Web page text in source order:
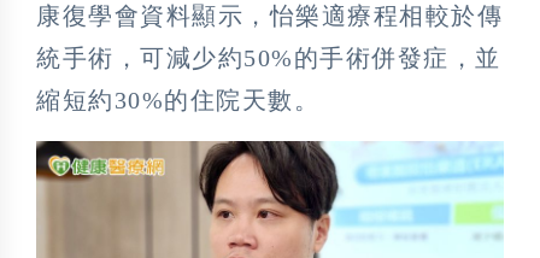
康復學會資料顯示，怡樂適療程相較於傳
統手術，可減少約50%的手術併發症，並
縮短約30%的住院天數。